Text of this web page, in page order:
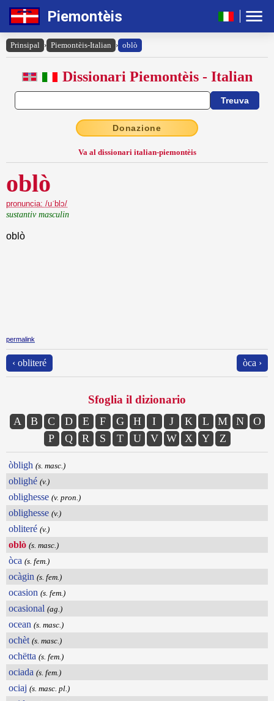
Piemontèis
Prinsipal › Piemontèis-Italian › oblò
Dissionari Piemontèis - Italian
Donazione
Va al dissionari italian-piemontèis
oblò
pronuncia: /uˈblɔ/
sustantiv masculin
oblò
permalink
‹ obliteré òca ›
Sfoglia il dizionario
A B C D E F G H I J K L M N
O
P
Q R S T U V W X Y Z
òbligh (s. masc.)
oblighé (v.)
oblighesse (v. pron.)
oblighesse (v.)
obliteré (v.)
oblò (s. masc.)
òca (s. fem.)
ocàgin (s. fem.)
ocasion (s. fem.)
ocasional (ag.)
ocean (s. masc.)
ochèt (s. masc.)
ochëtta (s. fem.)
ociada (s. fem.)
ociaj (s. masc. pl.)